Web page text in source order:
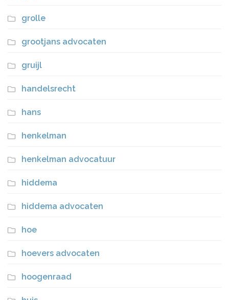
grolle
grootjans advocaten
gruijl
handelsrecht
hans
henkelman
henkelman advocatuur
hiddema
hiddema advocaten
hoe
hoevers advocaten
hoogenraad